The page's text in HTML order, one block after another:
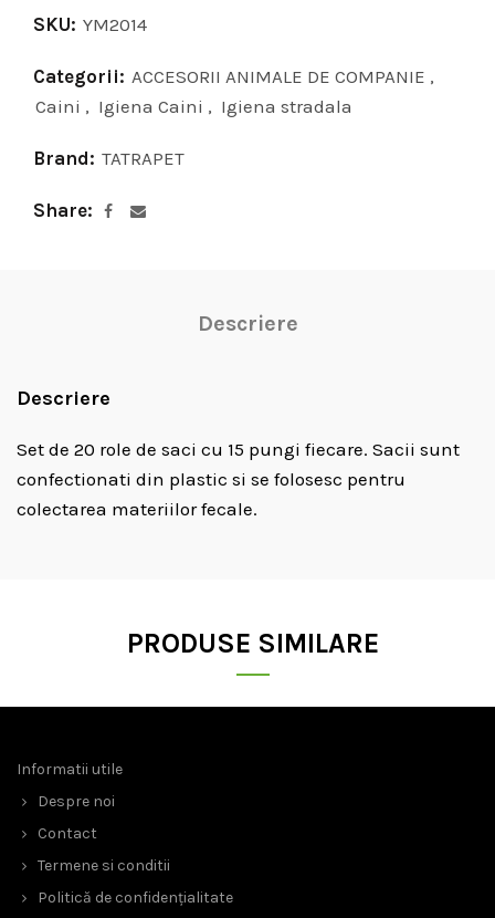
SKU: YM2014
Categorii: ACCESORII ANIMALE DE COMPANIE ,
Caini , Igiena Caini , Igiena stradala
Brand: TATRAPET
Share
Descriere
Descriere
Set de 20 role de saci cu 15 pungi fiecare. Sacii sunt
confectionati din plastic si se folosesc pentru
colectarea materiilor fecale.
PRODUSE SIMILARE
Informatii utile
Despre noi
Contact
Termene si conditii
Politică de confidențialitate